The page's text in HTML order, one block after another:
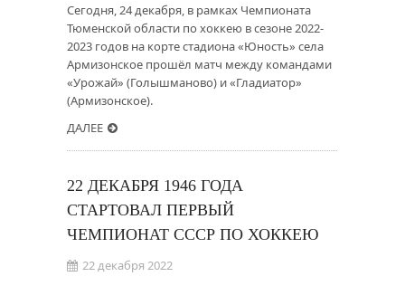
Сегодня, 24 декабря, в рамках Чемпионата
Тюменской области по хоккею в сезоне 2022-
2023 годов на корте стадиона «Юность» села
Армизонское прошёл матч между командами
«Урожай» (Голышманово) и «Гладиатор»
(Армизонское).
ДАЛЕЕ
22 ДЕКАБРЯ 1946 ГОДА
СТАРТОВАЛ ПЕРВЫЙ
ЧЕМПИОНАТ СССР ПО ХОККЕЮ
22 декабря 2022